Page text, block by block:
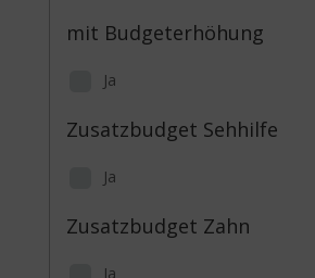
mit Budgeterhöhung
Ja
Zusatzbudget Sehhilfe
Ja
Zusatzbudget Zahn
Ja